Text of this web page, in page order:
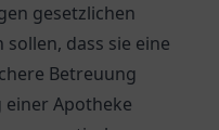
gesetzlichen
dass sie eine
Betreuung
Apotheke